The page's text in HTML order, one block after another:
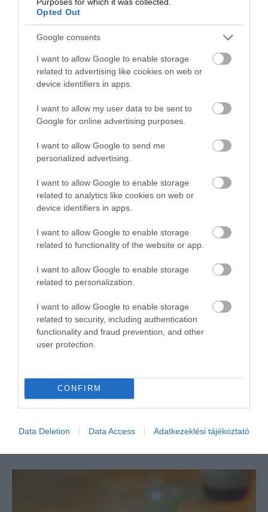
Opted Out
Google consents
I want to allow Google to enable storage
related to advertising like cookies on web or
device identifiers in apps.
I want to allow my user data to be sent to
Google for online advertising purposes.
I want to allow Google to send me
personalized advertising.
I want to allow Google to enable storage
related to analytics like cookies on web or
device identifiers in apps.
I want to allow Google to enable storage
related to functionality of the website or app.
I want to allow Google to enable storage
related to personalization.
I want to allow Google to enable storage
related to security, including authentication
functionality and fraud prevention, and other
user protection.
CONFIRM
Data Deletion Data Access Adatkezeklési tájékoztató
A BUDAPESTI EURÓPA LEGGYORSABBAN
BŐVÜLŐ REPÜLŐTERE
írtaPolisor Bettina
„Ferihegy Európa leggyorsabban bővülő repülőtere”
közölte Nagy Márton nemzetgazdasági miniszter a
Michelin Guide kedd esti budapesti díjátadóján, ahol
köszönetet mondott a magyar gasztronómiának is
teljesítményéért – írja az MTI.